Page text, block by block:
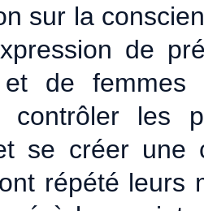
sur la
de
et de
contrôler les
se créer
répété